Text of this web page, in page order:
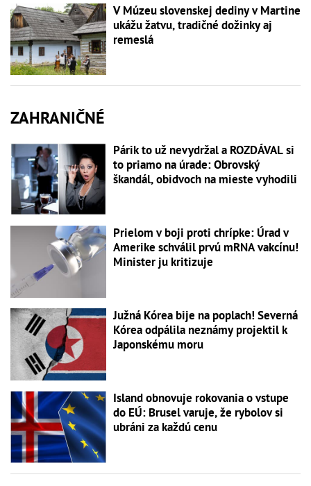
V Múzeu slovenskej dediny v Martine
ukážu žatvu, tradičné dožinky aj
remeslá
ZAHRANIČNÉ
Párik to už nevydržal a ROZDÁVAL si
to priamo na úrade: Obrovský
škandál, obidvoch na mieste vyhodili
Prielom v boji proti chrípke: Úrad v
Amerike schválil prvú mRNA vakcínu!
Minister ju kritizuje
Južná Kórea bije na poplach! Severná
Kórea odpálila neznámy projektil k
Japonskému moru
Island obnovuje rokovania o vstupe
do EÚ: Brusel varuje, že rybolov si
ubráni za každú cenu